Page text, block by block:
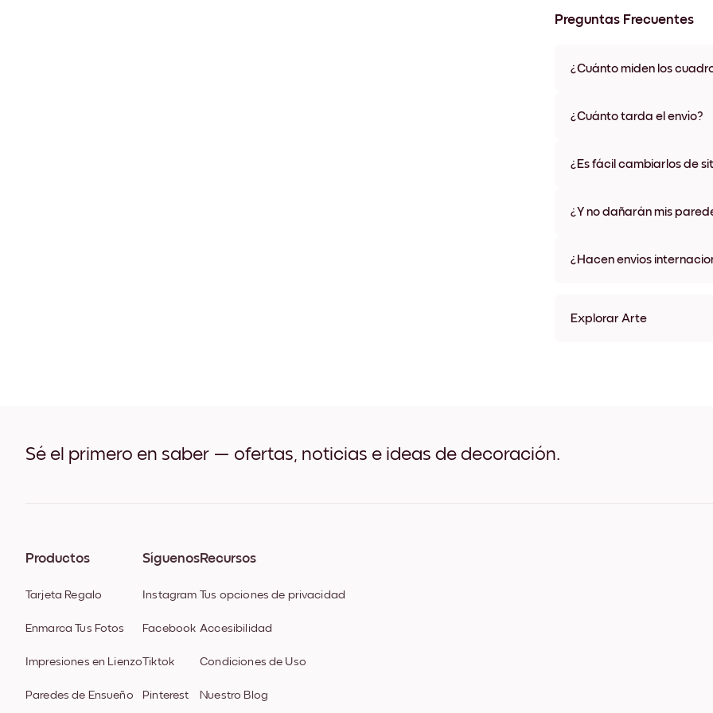
Preguntas Frecuentes
¿Cuánto miden los
materiales y colores de
¿Cuánto tarda el envío?
algunos países. Te
¿Es fácil cambiarlos de
¿Y no dañarán mis
¿Hacen envíos
Explorar Arte
Sé el primero en saber — ofertas, noticias e ideas de decoración.
Productos
Tarjeta Regalo
Enmarca Tus Fotos
Impresiones en Lienzo
Paredes de Ensueño
Síguenos
Instagram
Facebook
Tiktok
Pinterest
Recursos
Tus opciones de privacidad
Accesibilidad
Condiciones de Uso
Nuestro Blog